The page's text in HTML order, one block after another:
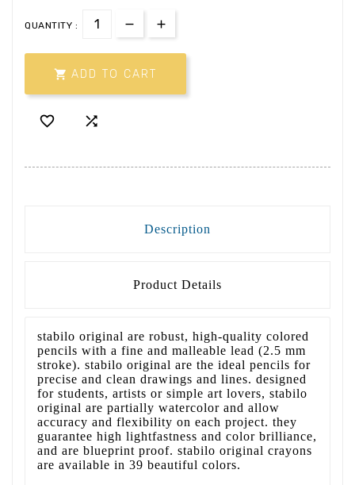
QUANTITY :
 ADD TO CART
 
Description
Product Details
stabilo original are robust, high-quality colored
pencils with a fine and malleable lead (2.5 mm
stroke). stabilo original are the ideal pencils for
precise and clean drawings and lines. designed
for students, artists or simple art lovers, stabilo
original are partially watercolor and allow
accuracy and flexibility on each project. they
guarantee high lightfastness and color brilliance,
and are blueprint proof. stabilo original crayons
are available in 39 beautiful colors.